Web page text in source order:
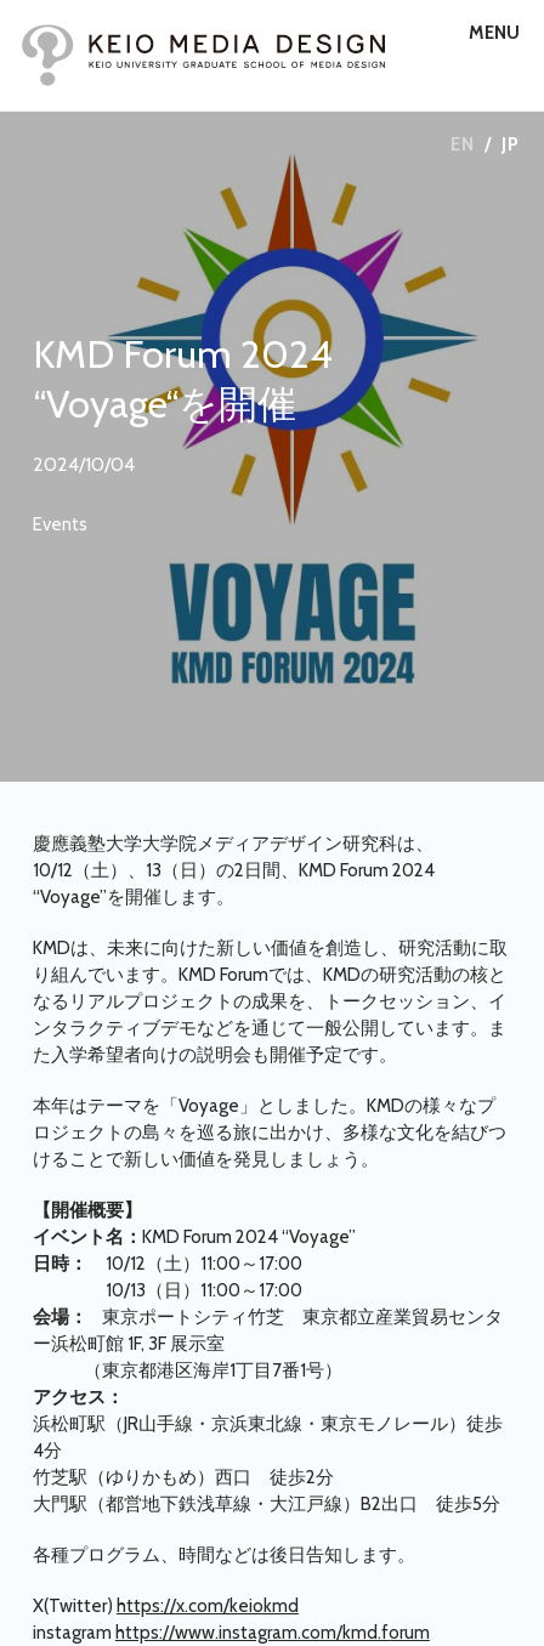
MENU
EN / JP
KMD Forum 2024
“Voyage“を開催
2024/10/04
Events
慶應義塾大学大学院メディアデザイン研究科は、
10/12（土）、13（日）の2日間、KMD Forum 2024
“Voyage”を開催します。
KMDは、未来に向けた新しい価値を創造し、研究活動に取
り組んでいます。KMD Forumでは、KMDの研究活動の核と
なるリアルプロジェクトの成果を、トークセッション、イ
ンタラクティブデモなどを通じて一般公開しています。ま
た入学希望者向けの説明会も開催予定です。
本年はテーマを「Voyage」としました。KMDの様々なプ
ロジェクトの島々を巡る旅に出かけ、多様な文化を結びつ
けることで新しい価値を発見しましょう。
【開催概要】
イベント名： KMD Forum 2024 “Voyage”
日時： 10/12（土）11:00～17:00
10/13（日）11:00～17:00
会場：
東京ポートシティ竹芝 東京都立産業貿易センタ
ー浜松町館 1F, 3F 展示室
（東京都港区海岸1丁目7番1号）
アクセス：
浜松町駅（JR山手線・京浜東北線・東京モノレール）徒歩
4分
竹芝駅（ゆりかもめ）西口 徒歩2分
大門駅（都営地下鉄浅草線・大江戸線）B2出口 徒歩5分
各種プログラム、時間などは後日告知します。
X(Twitter) https://x.com/keiokmd
instagram https://www.instagram.com/kmd.forum